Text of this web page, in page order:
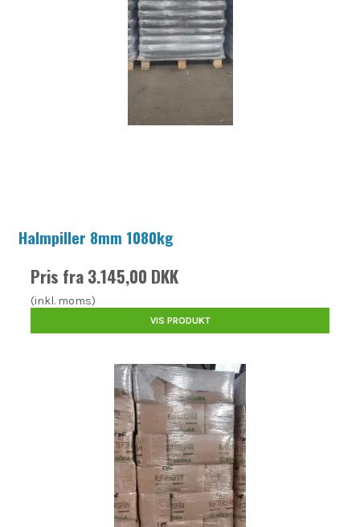
Halmpiller 8mm 1080kg
Pris fra3.145,00 DKK
(inkl. moms)
VIS PRODUKT